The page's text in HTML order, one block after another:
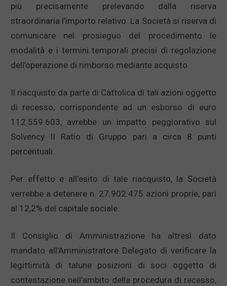
più precisamente prelevando dalla riserva
straordinaria l’importo relativo. La Società si riserva di
comunicare nel prosieguo del procedimento le
modalità e i termini temporali precisi di regolazione
dell’operazione di rimborso mediante acquisto.
Il riacquisto da parte di Cattolica di tali azioni oggetto
di recesso, corrispondente ad un esborso di euro
112.559.603, avrebbe un impatto peggiorativo sul
Solvency II Ratio di Gruppo pari a circa 8 punti
percentuali.
Per effetto e all’esito di tale riacquisto, la Società
verrebbe a detenere n. 27.902.475 azioni proprie, pari
al 12,2% del capitale sociale.
Il Consiglio di Amministrazione ha altresì dato
mandato all’Amministratore Delegato di verificare la
legittimità di talune posizioni di soci oggetto di
contestazione nell’ambito della procedura di recesso,